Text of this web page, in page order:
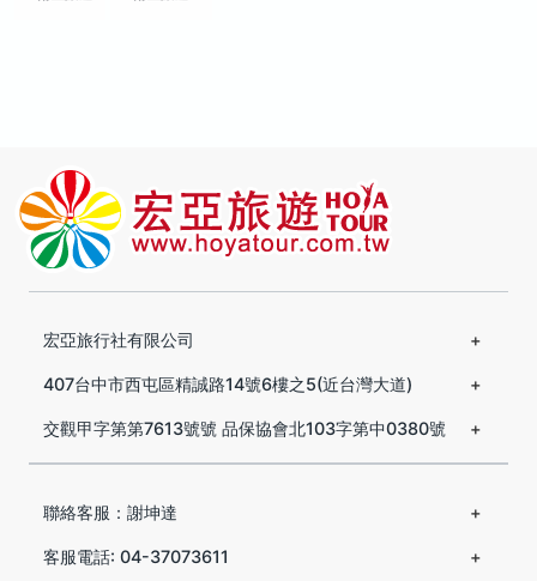
宏亞旅行社有限公司
407台中市西屯區精誠路14號6樓之5(近台灣大道)
交觀甲字第第7613號號 品保協會北103字第中0380號
聯絡客服：謝坤達
客服電話: 04-37073611